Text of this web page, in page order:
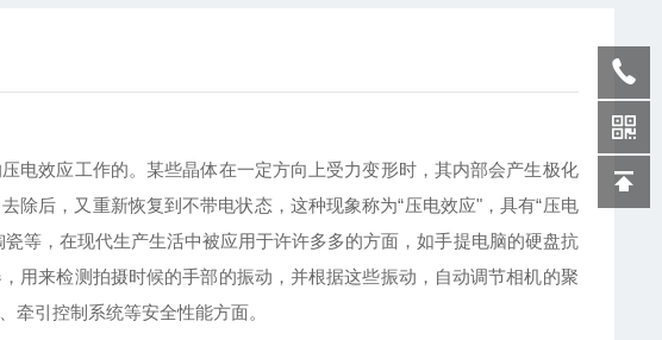
电效应工作的。某些晶体在一定方向上受力变形时，其内部会产生极化
除后，又重新恢复到不带电状态，这种现象称为“压电效应"，具有“压电
等，在现代生产生活中被应用于许许多多的方面，如手提电脑的硬盘抗
用来检测拍摄时候的手部的振动，并根据这些振动，自动调节相机的聚
牵引控制系统等安全性能方面。